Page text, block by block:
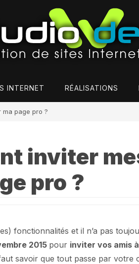
INTERNET RÉALISATIONS
ma page pro ?
inviter
pro ?
fonctionnalités et il n’a pas
2015 pour inviter vos amis
savoir que tout passe par votre